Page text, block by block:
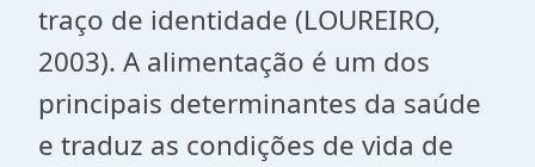
traço de identidade (LOUREIRO,
2003). A alimentação é um dos
principais determinantes da saúde
e traduz as condições de vida de